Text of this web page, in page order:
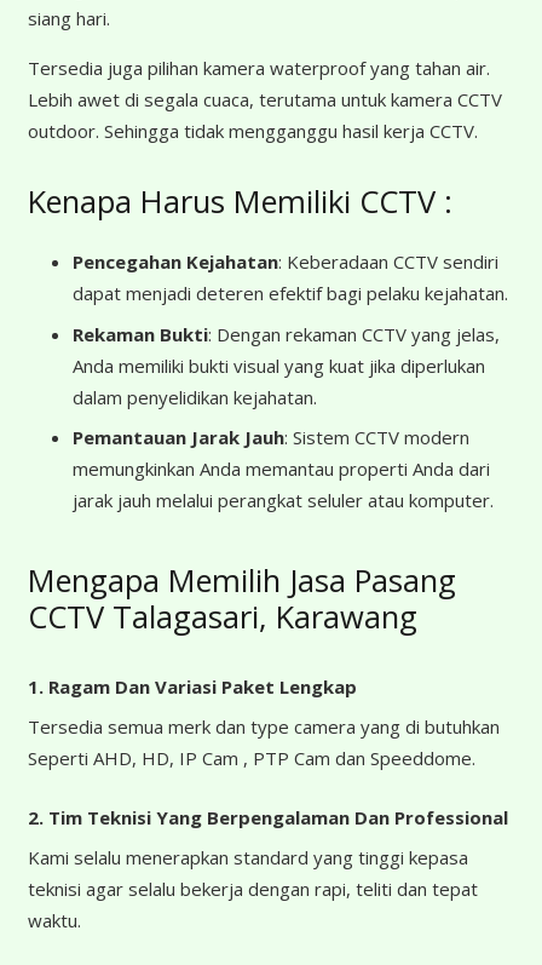
siang hari.
Tersedia juga pilihan kamera waterproof yang tahan air.
Lebih awet di segala cuaca, terutama untuk kamera CCTV
outdoor. Sehingga tidak mengganggu hasil kerja CCTV.
Kenapa Harus Memiliki CCTV :
Pencegahan Kejahatan: Keberadaan CCTV sendiri
dapat menjadi deteren efektif bagi pelaku kejahatan.
Rekaman Bukti: Dengan rekaman CCTV yang jelas,
Anda memiliki bukti visual yang kuat jika diperlukan
dalam penyelidikan kejahatan.
Pemantauan Jarak Jauh: Sistem CCTV modern
memungkinkan Anda memantau properti Anda dari
jarak jauh melalui perangkat seluler atau komputer.
Mengapa Memilih Jasa Pasang
CCTV Talagasari, Karawang
1. Ragam Dan Variasi Paket Lengkap
Tersedia semua merk dan type camera yang di butuhkan
Seperti AHD, HD, IP Cam , PTP Cam dan Speeddome.
2. Tim Teknisi Yang Berpengalaman Dan Professional
Kami selalu menerapkan standard yang tinggi kepasa
teknisi agar selalu bekerja dengan rapi, teliti dan tepat
waktu.